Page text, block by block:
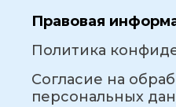
Правовая
Политика
Согласие на
персональных